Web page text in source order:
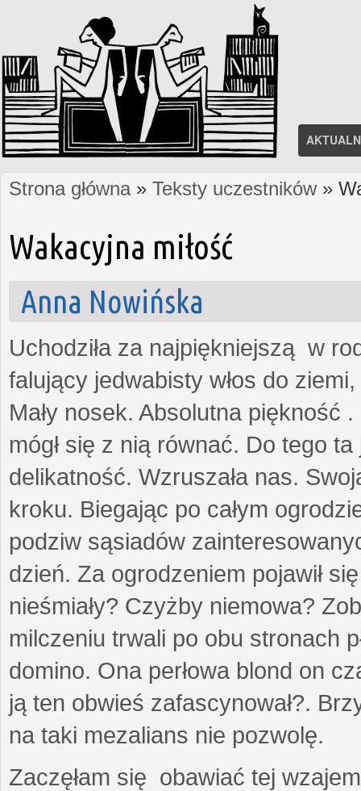
Jesteś tutaj
Strona główna» Teksty uczestników»
Wakacyjna miłość
Anna Nowińska
Uchodziła za najpiękniejszą w
falujący jedwabisty włos do
Mały nosek. Absolutna piękność
mógł się z nią równać. Do tego
delikatność. Wzruszała nas.
kroku. Biegając po całym
podziw sąsiadów
dzień. Za ogrodzeniem pojawił
nieśmiały? Czyżby niemowa?
milczeniu trwali po obu stronach
domino. Ona perłowa blond on
ją ten obwieś zafascynował?.
na taki mezalians nie pozwolę.
Zaczęłam się obawiać tej